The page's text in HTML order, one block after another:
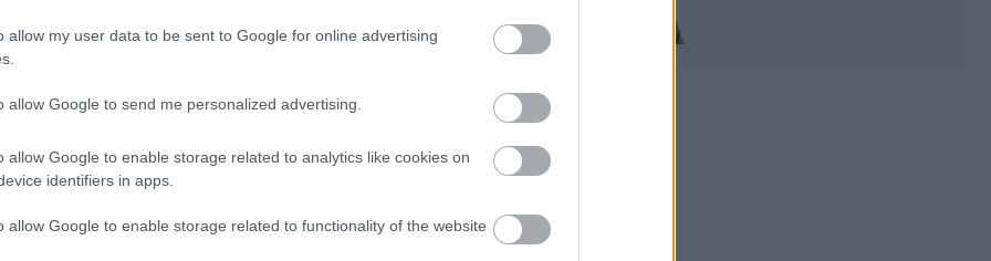
allow my user data to be sent to Google for online advertising
allow Google to send me personalized advertising.
allow Google to enable storage related to analytics like cookies on
identifiers in apps.
allow Google to enable storage related to functionality of the website
à différents moments de notre vie. Dans de
et d'une cassure des cheveux et d'une douleur
après une visite chez le coiffeur, à la suite
de l'utilisation de nouveaux produits
qui nous sont inconnues. Les causes des
Elles surviennent chez les patients qui vivent